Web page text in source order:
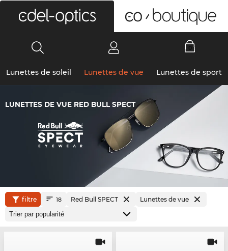
Lunettes de soleil Lunettes de vue Lunettes de sport
LUNETTES DE VUE RED BULL SPECT
filtre 18 Red Bull SPECT Lunettes de vue